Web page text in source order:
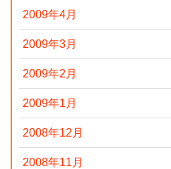
2009年4月
2009年3月
2009年2月
2009年1月
2008年12月
2008年11月